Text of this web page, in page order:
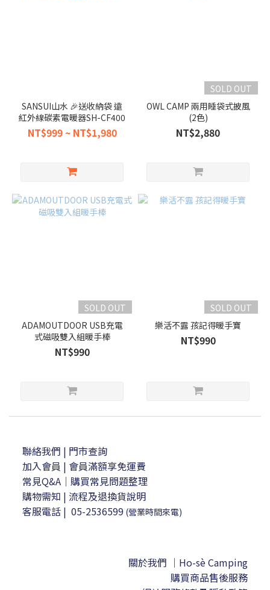
SANSUI山水 🎉送收納袋 遠
紅外線碳素電暖器SH-CF400
NT$999 ~ NT$1,980
SOLD OUT
OWL CAMP 兩用睡袋式披風
(2色)
NT$2,880
SOLD OUT
ADAMOUTDOOR USB充電
式磁吸雙入組暖手棒
NT$990
SOLD OUT
樂活不露 孩記得暖手寶
NT$990
聯絡我們 | 門市查詢
加入會員 | 會員滿額享免運費
常見Q&A｜購買常見問題整理
購物需知 | 流程及退換貨說明
客服電話 | 05-2536599 (營業時間來電)
關於我們 ｜Ho-sè Camping
購買商品售後服務